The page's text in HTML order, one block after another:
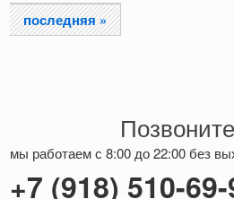
последняя »
мы работаем с 8:00 до 22:00 без
+7 (918) 510-